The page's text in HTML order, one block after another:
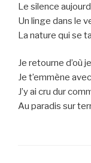
Le silence
Un linge dans le
La nature qui se
Je retourne d’où
Je t’emmène
J’y ai cru dur
Au paradis sur